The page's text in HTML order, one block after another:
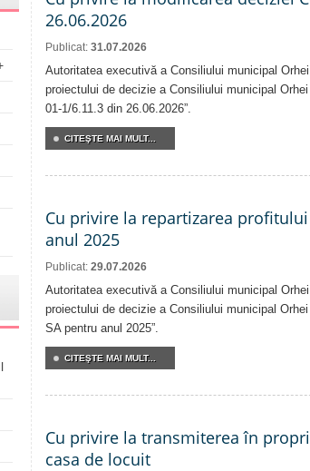
26.06.2026
Publicat: 31.07.2026
Autoritatea executivă a Consiliului municipal
proiectului de decizie a Consiliului municipal
01-1/6.11.3 din 26.06.2026”.
CITEŞTE MAI MULT...
Cu privire la repartizarea
anul 2025
Publicat: 29.07.2026
Autoritatea executivă a Consiliului municipal
proiectului de decizie a Consiliului municipal
SA pentru anul 2025”.
CITEŞTE MAI MULT...
Cu privire la transmiterea în
casa de locuit